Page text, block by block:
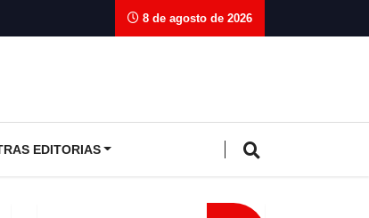
8 de agosto de 2026
EDITORIAS